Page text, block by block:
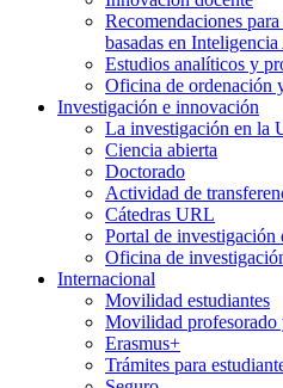
Recomendaciones
basadas en
Estudios analíticos y
Oficina de ordenación
Investigación e innovación
La investigación en la
Ciencia abierta
Doctorado
Actividad de
Cátedras URL
Portal de
Oficina de
Internacional
Movilidad estudiantes
Movilidad
Erasmus+
Trámites para